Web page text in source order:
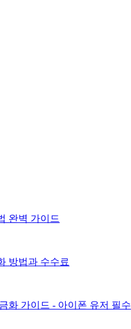
완벽 가이드
방법과 수수료
화 가이드 - 아이폰 유저 필수